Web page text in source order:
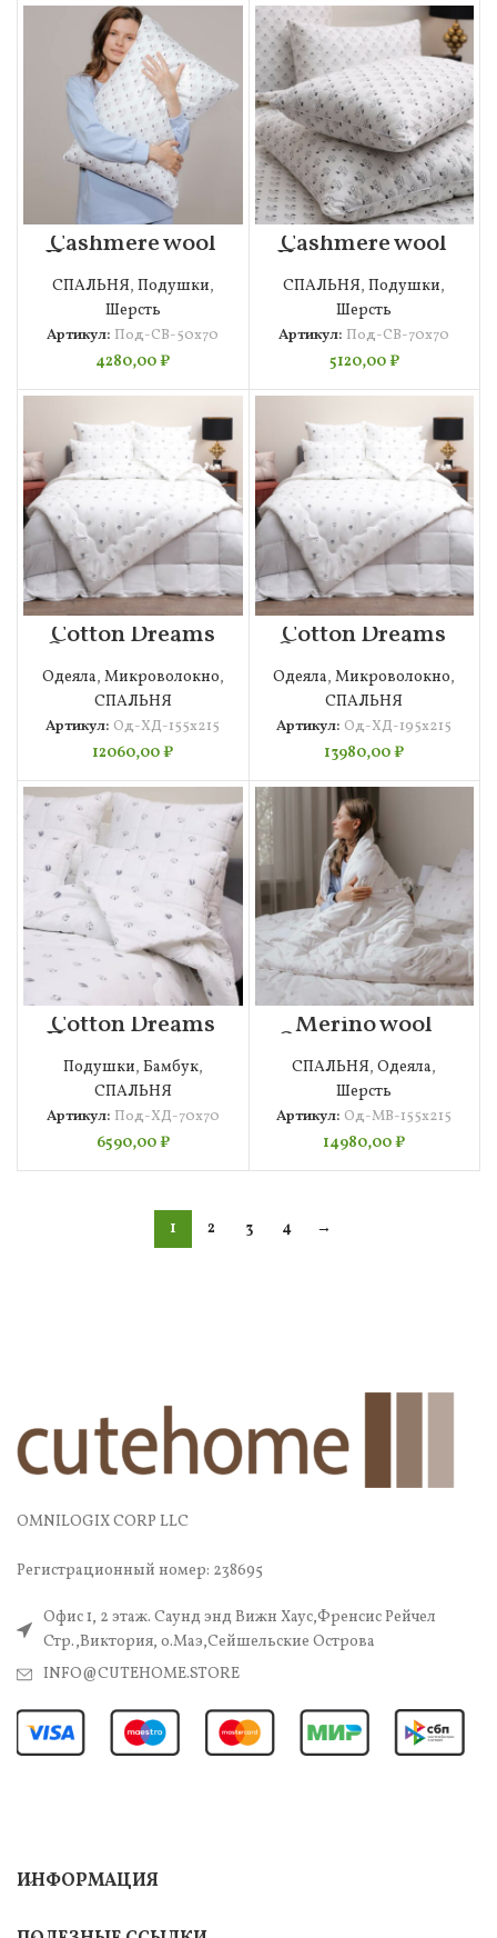
Cashmere wool
Подушка 50х70
СПАЛЬНЯ, Подушки,
Шерсть
Артикул: Под-СВ-50х70
4280,00₽
Cashmere wool
Подушка 70х70
СПАЛЬНЯ,Подушки,
Шерсть
Артикул: Под-СВ-70х70
5120,00₽
Cotton Dreams
Одеяло 155х215
Одеяла, Микроволокно,
СПАЛЬНЯ
Артикул: Од-ХД-155х215
12060,00₽
Cotton Dreams
Одеяло 195х215
Одеяла,Микроволокно,
СПАЛЬНЯ
Артикул: Од-ХД-195х215
13980,00₽
Cotton Dreams
Подушка 70х70
Подушки, Бамбук,
СПАЛЬНЯ
Артикул: Под-ХД-70х70
6590,00₽
Merino wool
Одеяло 155х215
СПАЛЬНЯ,Одеяла,
Шерсть
Артикул: Од-МВ-155х215
14980,00₽
1 2 3 4 →
OMNILOGIX CORP LLC
Регистрационный номер: 238695
Офис 1, 2 этаж. Саунд энд Вижн Хаус,Френсис Рейчел
Стр.,Виктория, о.Маэ,Сейшельские Острова
INFO@CUTEHOME.STORE
ИНФОРМАЦИЯ